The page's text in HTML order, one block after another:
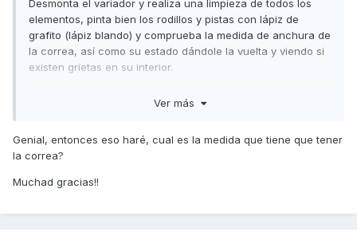
132km/h y 9800 rpm...
No sé si me he explicado bien.. si tenéis alguna duda no
Muchas gracias por adelantado!!!!
Desmonta el variador y realiza una limpieza de todos los
elementos, pinta bien los rodillos y pistas con lápiz de
grafito (lápiz blando) y comprueba la medida de anchura de
la correa, así como su estado dándole la vuelta y viendo si
existen grietas en su interior.
Si cambias la correa hazle un rodaje de unos 200 km sin
acelerar fuerte.
Saludos
Ver más
Genial, entonces eso haré, cual es la medida que tiene que tener
la correa?
Muchad gracias!!